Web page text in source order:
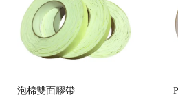
泡棉雙面膠帶